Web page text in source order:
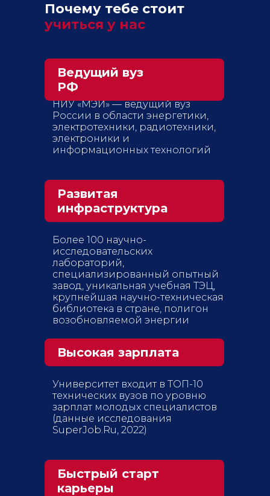
НИУ «МЭИ» — ведущий вуз
России в области энергетики,
электротехники, радиотехники,
электроники и
информационных технологий
Университет входит в ТОП-10
технических вузов по уровню
зарплат молодых специалистов
(данные исследования
SuperJob.Ru, 2022)
Более 100 научно-
исследовательских
лабораторий,
специализированный опытный
завод, уникальная учебная ТЭЦ,
крупнейшая научно-техническая
библиотека в стране, полигон
возобновляемой энергии
Почему тебе стоит
учиться у нас
Ведущий вуз
РФ
Высокая зарплата
Развитая
инфраструктура
Быстрый старт
карьеры